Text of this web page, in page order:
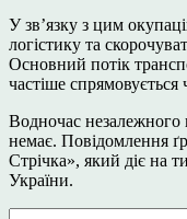
У зв’язку з цим
логістику та
Основний потік
частіше
Водночас незалежного
немає. Повідомлення
Стрічка», який діє на
України.